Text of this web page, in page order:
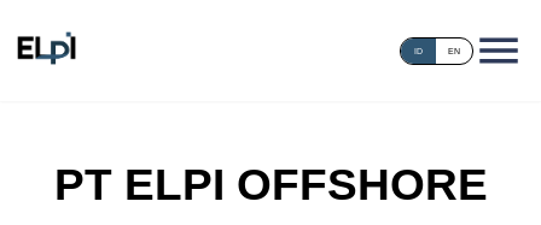
ID EN
PT ELPI OFFSHORE